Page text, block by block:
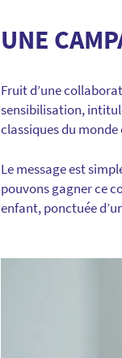
UNE
Fruit d’une
sensibilisation,
classiques du
Le message est
pouvons gagner ce
enfant, ponctuée